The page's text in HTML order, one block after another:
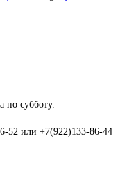
по субботу.
52 или +7(922)133-86-44